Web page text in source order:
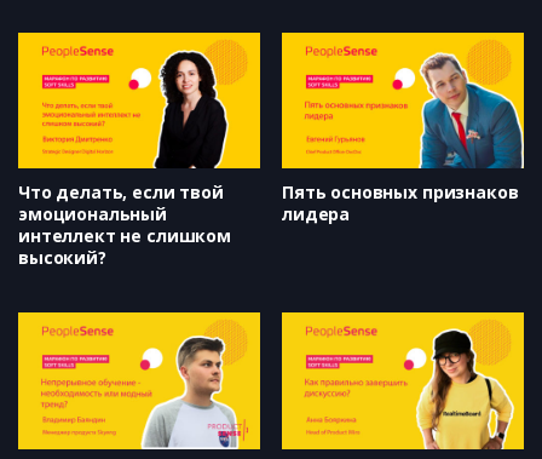
Что делать, если твой
эмоциональный
интеллект не слишком
высокий?
Пять основных признаков
лидера